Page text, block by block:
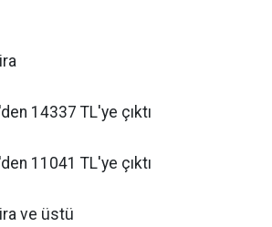
14337 TL'ye çıktı
11041 TL'ye çıktı
ve üstü